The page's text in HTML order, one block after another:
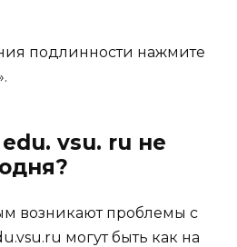
подлинности нажмите
vsu. ru не
возникают проблемы с
могут быть как на